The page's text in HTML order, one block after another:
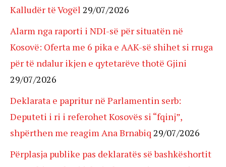
Kalludër të Vogël 29/07/2026
Alarm nga raporti i NDI-së për situatën në
Kosovë: Oferta me 6 pika e AAK-së shihet si rruga
për të ndalur ikjen e qytetarëve thotë Gjini
29/07/2026
Deklarata e papritur në Parlamentin serb:
Deputeti i ri i referohet Kosovës si “fqinj”,
shpërthen me reagim Ana Brnabiq 29/07/2026
Përplasja publike pas deklaratës së bashkëshortit